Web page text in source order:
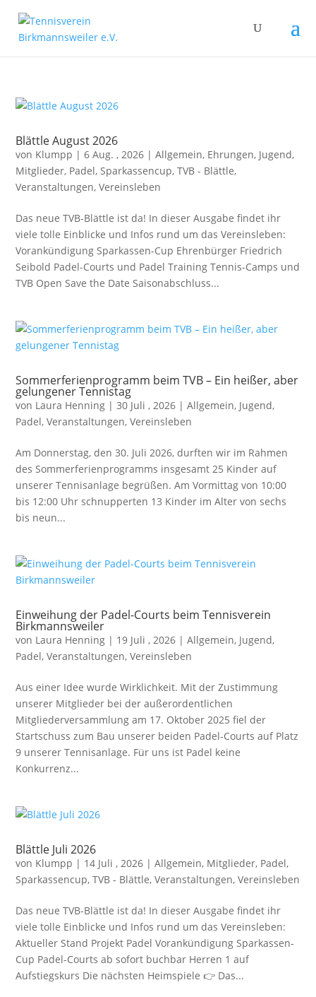
Blättle August 2026
von Klumpp |6 Aug. , 2026 |Allgemein, Ehrungen, Jugend,
Mitglieder, Padel,Sparkassencup,TVB - Blättle,
Veranstaltungen,Vereinsleben
Das neue TVB-Blättle ist da! In dieser Ausgabe findet ihr
viele tolle Einblicke und Infos rund um das Vereinsleben:
Vorankündigung Sparkassen-Cup Ehrenbürger Friedrich
Seibold Padel-Courts und Padel Training Tennis-Camps und
TVB Open Save the Date Saisonabschluss...
Sommerferienprogramm beim TVB – Ein heißer, aber
gelungener Tennistag
von Laura Henning |30 Juli , 2026 |Allgemein, Jugend,
Padel,Veranstaltungen,Vereinsleben
Am Donnerstag, den 30. Juli 2026, durften wir im Rahmen
des Sommerferienprogramms insgesamt 25 Kinder auf
unserer Tennisanlage begrüßen. Am Vormittag von 10:00
bis 12:00 Uhr schnupperten 13 Kinder im Alter von sechs
bis neun...
Einweihung der Padel-Courts beim Tennisverein
Birkmannsweiler
von Laura Henning | 19 Juli , 2026 |Allgemein, Jugend,
Padel,Veranstaltungen,Vereinsleben
Aus einer Idee wurde Wirklichkeit. Mit der Zustimmung
unserer Mitglieder bei der außerordentlichen
Mitgliederversammlung am 17. Oktober 2025 fiel der
Startschuss zum Bau unserer beiden Padel-Courts auf Platz
9 unserer Tennisanlage. Für uns ist Padel keine
Konkurrenz...
Blättle Juli 2026
von Klumpp | 14 Juli , 2026 |Allgemein, Mitglieder, Padel,
Sparkassencup,TVB - Blättle,Veranstaltungen,Vereinsleben
Das neue TVB-Blättle ist da! In dieser Ausgabe findet ihr
viele tolle Einblicke und Infos rund um das Vereinsleben:
Aktueller Stand Projekt Padel Vorankündigung Sparkassen-
Cup Padel-Courts ab sofort buchbar Herren 1 auf
Aufstiegskurs Die nächsten Heimspiele 👉 Das...